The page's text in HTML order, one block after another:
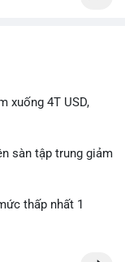
xuống 4T USD,
sàn tập trung giảm
thấp nhất 1